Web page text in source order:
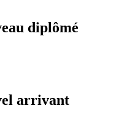
diplômé
arrivant